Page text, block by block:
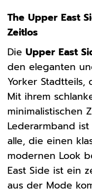
The Upper East
Zeitlos
Die Upper East
den eleganten
Yorker
Mit ihrem
minimalistischen
Lederarmband
alle, die einen
modernen Look
East Side ist ein
aus der Mode